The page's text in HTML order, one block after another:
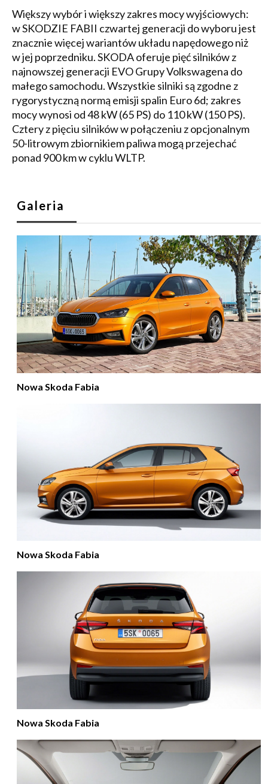
Większy wybór i większy zakres mocy wyjściowych:
w SKODZIE FABII czwartej generacji do wyboru jest
znacznie więcej wariantów układu napędowego niż
w jej poprzedniku. SKODA oferuje pięć silników z
najnowszej generacji EVO Grupy Volkswagena do
małego samochodu. Wszystkie silniki są zgodne z
rygorystyczną normą emisji spalin Euro 6d; zakres
mocy wynosi od 48 kW (65 PS) do 110 kW (150 PS).
Cztery z pięciu silników w połączeniu z opcjonalnym
50-litrowym zbiornikiem paliwa mogą przejechać
ponad 900 km w cyklu WLTP.
Galeria
Nowa Skoda Fabia
Nowa Skoda Fabia
Nowa Skoda Fabia